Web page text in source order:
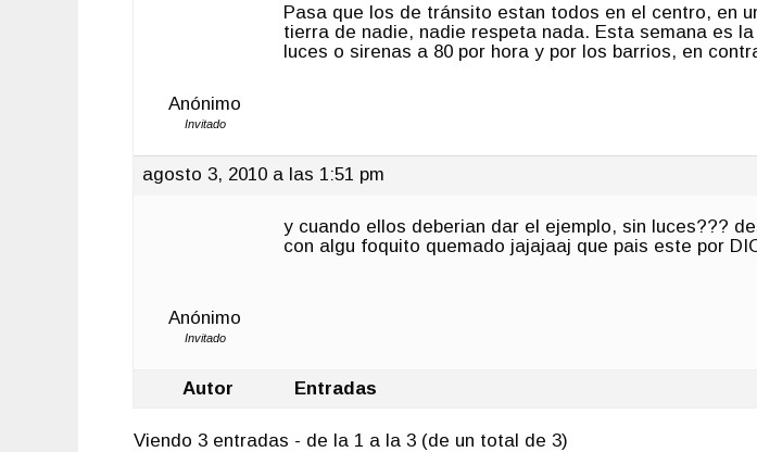
Anónimo
Invitado
Pasa que los de tránsito estan todos en el centro, en
tierra de nadie, nadie respeta nada. Esta semana es
luces o sirenas a 80 por hora y por los barrios, en
agosto 3, 2010 a las 1:51 pm
Anónimo
Invitado
y cuando ellos deberian dar el ejemplo, sin luces???
con algu foquito quemado jajajaaj que pais este por
Autor Entradas
Viendo 3 entradas - de la 1 a la 3 (de un total de 3)